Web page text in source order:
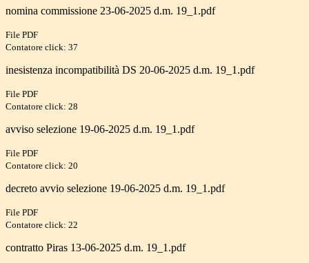
nomina commissione 23-06-2025 d.m. 19_1.pdf
File PDF
Contatore click: 37
inesistenza incompatibilità DS 20-06-2025 d.m. 19_1.pdf
File PDF
Contatore click: 28
avviso selezione 19-06-2025 d.m. 19_1.pdf
File PDF
Contatore click: 20
decreto avvio selezione 19-06-2025 d.m. 19_1.pdf
File PDF
Contatore click: 22
contratto Piras 13-06-2025 d.m. 19_1.pdf